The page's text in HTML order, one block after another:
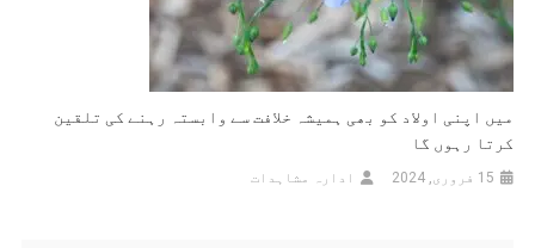
میں اپنی اولاد کو بھی ہمیشہ خلافت سے وابستہ رہنے کی تلقین
کرتا رہوں گا
15 فروری, 2024 ادارہ مشاہدات